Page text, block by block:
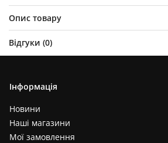
Опис товару
Відгуки (0)
Інформація
Новини
Наші магазини
Мої замовлення